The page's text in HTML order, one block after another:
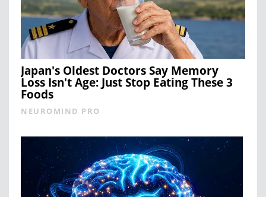
Japan's Oldest Doctors Say Memory
Loss Isn't Age: Just Stop Eating These 3
Foods
NEUROMIND PRO